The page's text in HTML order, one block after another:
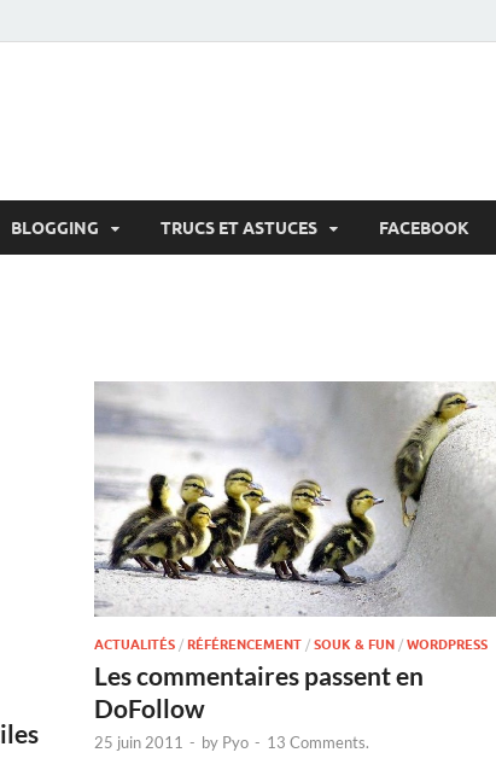
BLOGGING TRUCS ET ASTUCES FACEBOOK
ACTUALITÉS / RÉFÉRENCEMENT / SOUK & FUN / WORDPRESS
Les commentaires passent en
DoFollow
25 juin 2011 - by Pyo - 13 Comments.